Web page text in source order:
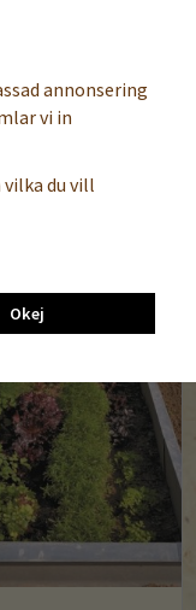
bra att fortsätta
augusti, eftersom
gynnsamma
annonsering
vi in
du vill
Okej